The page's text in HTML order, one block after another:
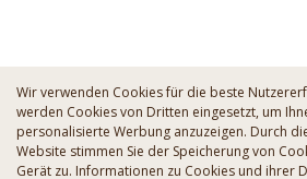
Wir verwenden Cookies für die beste
werden Cookies von Dritten eingesetzt, um
personalisierte Werbung anzuzeigen. Durch
Website stimmen Sie der Speicherung von
Gerät zu. Informationen zu Cookies und ihrer
© Manufaktur
Impressum |
Cookies